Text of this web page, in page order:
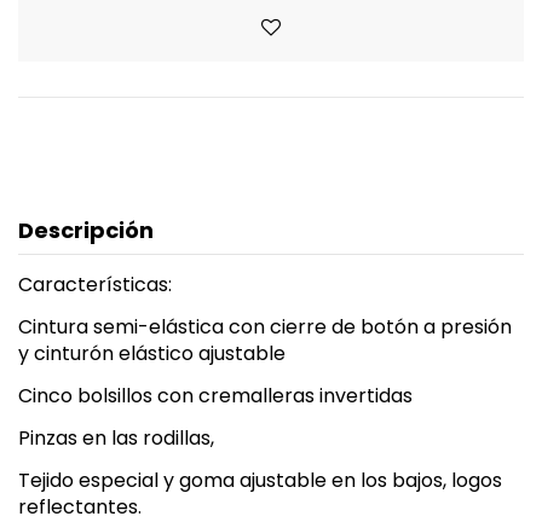
Descripción
Características:
Cintura semi-elástica con cierre de botón a presión
y cinturón elástico ajustable
Cinco bolsillos con cremalleras invertidas
Pinzas en las rodillas,
Tejido especial y goma ajustable en los bajos, logos
reflectantes.